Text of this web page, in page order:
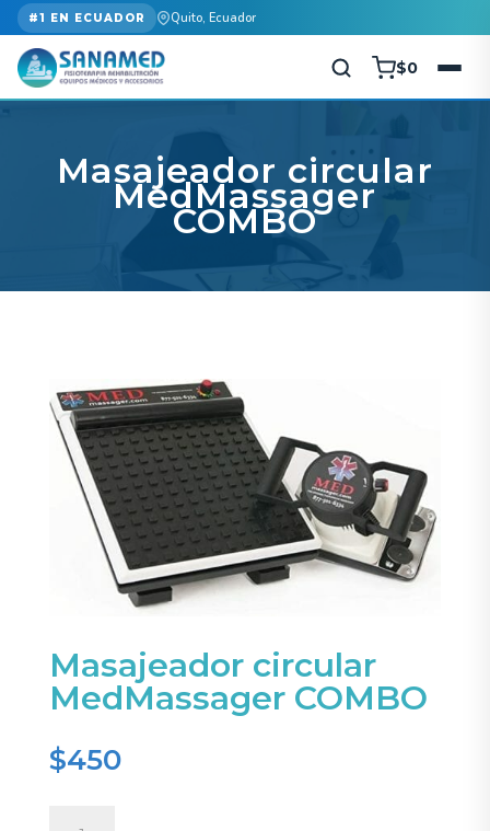
#1 EN ECUADOR Quito, Ecuador
$0
Masajeador circular
MedMassager
COMBO
Masajeador circular
MedMassager COMBO
$450